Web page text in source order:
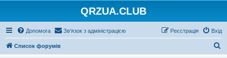
QRZUA.CLUB
Допомога Зв'язок з адміністрацією Вхід
Реєстрація
Список форумів